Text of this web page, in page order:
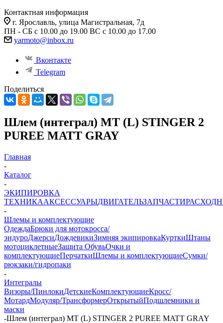
Контактная информация
г. Ярославль, улица Магистральная, 7д
ПН - СБ с 10.00 до 19.00 ВС с 10.00 до 17.00
yarmoto@inbox.ru
Вконтакте
Telegram
Поделиться
Шлем (интеграл) MT (L) STINGER 2
PUREE MATT GRAY
Главная
-
Каталог
-
ЭКИПИРОВКА
ТЕХНИКААКСЕССУАРЫДВИГАТЕЛЬЗАПЧАСТИ
-
Шлемы и комплектующие
ОдеждаБрюки для мотокросса/
эндуроДжерсиДождевикиЗимняя экипировкаКурткиШтаны
мотоциклетныеЗащита ОбувьОчки и
комплектующиеПерчаткиШлемы и комплектующиеСумки/
рюкзаки/гидропаки
-
Интегралы
Визоры/ПинлокиДетскиеКомплектующиеКросс/
МотардМодуляр/ТрансформерОткрытыйПодшлемники и
маски
-Шлем (интеграл) MT (L) STINGER 2 PUREE MATT GRAY